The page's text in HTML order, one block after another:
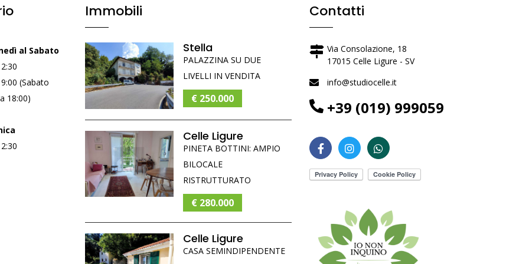
al Sabato
(Sabato
18:00)
Immobili
Stella
PALAZZINA SU DUE
LIVELLI IN VENDITA
€ 250.000
Celle Ligure
PINETA BOTTINI: AMPIO
BILOCALE
RISTRUTTURATO
€ 280.000
Celle Ligure
CASA SEMINDIPENDENTE
Contatti
Via Consolazione, 18
17015 Celle Ligure - SV
info@studiocelle.it
+39 (019) 999059